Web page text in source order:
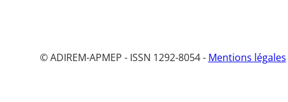
© ADIREM-APMEP - ISSN 1292-8054 - Mentions légales